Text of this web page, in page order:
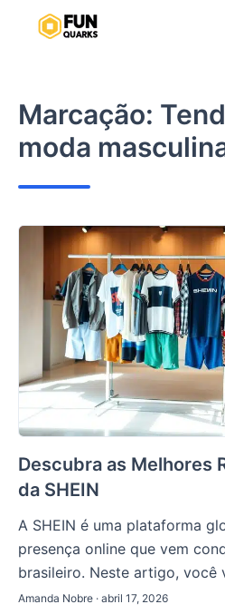
Marcação:
moda
Descubra as Melhores
da SHEIN
A SHEIN é uma plataforma
presença online que vem
brasileiro. Neste artigo, você
Amanda Nobre · abril 17, 2026